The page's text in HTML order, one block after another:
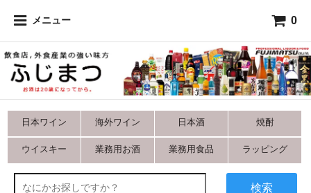
メニュー 0
日本ワイン 海外ワイン 日本酒 焼酎
ウイスキー 業務用お酒 業務用食品 ラッピング
検索